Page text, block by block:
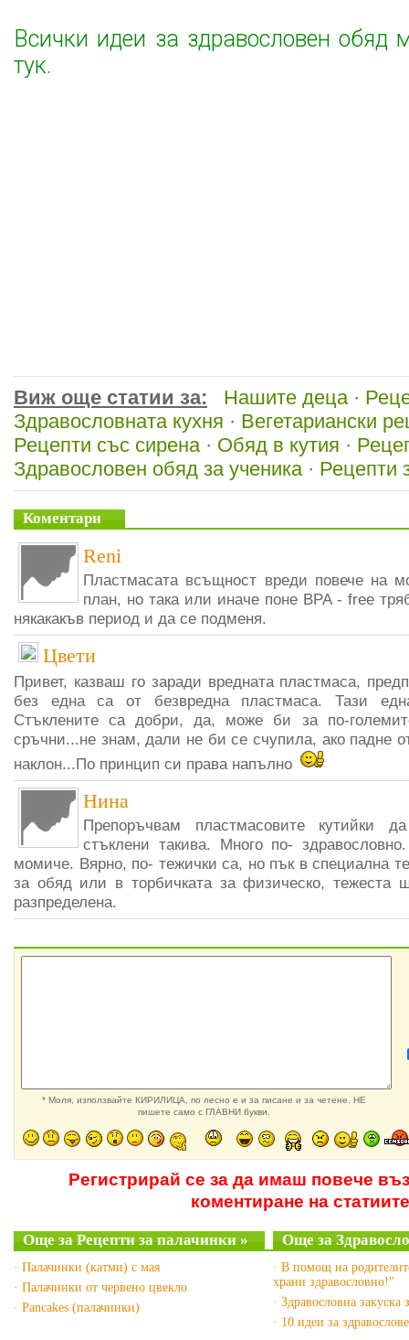
Всички идеи за здравословен обяд
тук.
Виж още статии за: Нашите деца·
Здравословната кухня · Вегетариански
Рецепти със сирена· Обяд в кутия ·
Здравословен обяд за ученика· Рецепти
Коментари
Reni
Пластмасата всъщност вреди повече на
план, но така или иначе поне BPA - free
някакакъв период и да се подменя.
Цвети
Привет, казваш го заради вредната пластмаса,
без една са от безвредна пластмаса. Тази
Стъклените са добри, да, може би за по-
сръчни...не знам, дали не би се счупила, ако падне
наклон...По принцип си права напълно
Нина
Препоръчвам пластмасовите кутийки
стъклени такива. Много по-
момиче. Вярно, по- тежички са, но пък в специална
за обяд или в торбичката за физическо, тежеста
разпределена.
* Моля, използвайте КИРИЛИЦА, по лесно е и за писане и за четене. НЕ
пишете само с ГЛАВНИ букви.
Регистрирай се за да имаш повече
коментиране на статиите
Още за Рецепти за палачинки »
· Палачинки (катми) с мая
· Палачинки от червено цвекло
· Pancakes (палачинки)
Още за
· В помощ на
храни здравословно!"
· Здравословна закуска
· 10 идеи за